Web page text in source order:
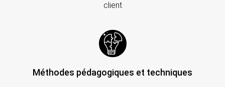
client
Méthodes pédagogiques et techniques